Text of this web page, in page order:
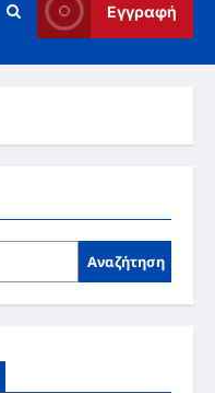
Εγγραφή
Αναζήτηση